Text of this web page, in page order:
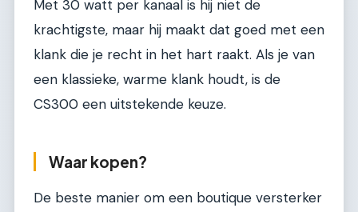
Met 30 watt per kanaal is hij niet de
krachtigste, maar hij maakt dat goed met een
klank die je recht in het hart raakt. Als je van
een klassieke, warme klank houdt, is de
CS300 een uitstekende keuze.
Waar kopen?
De beste manier om een boutique versterker